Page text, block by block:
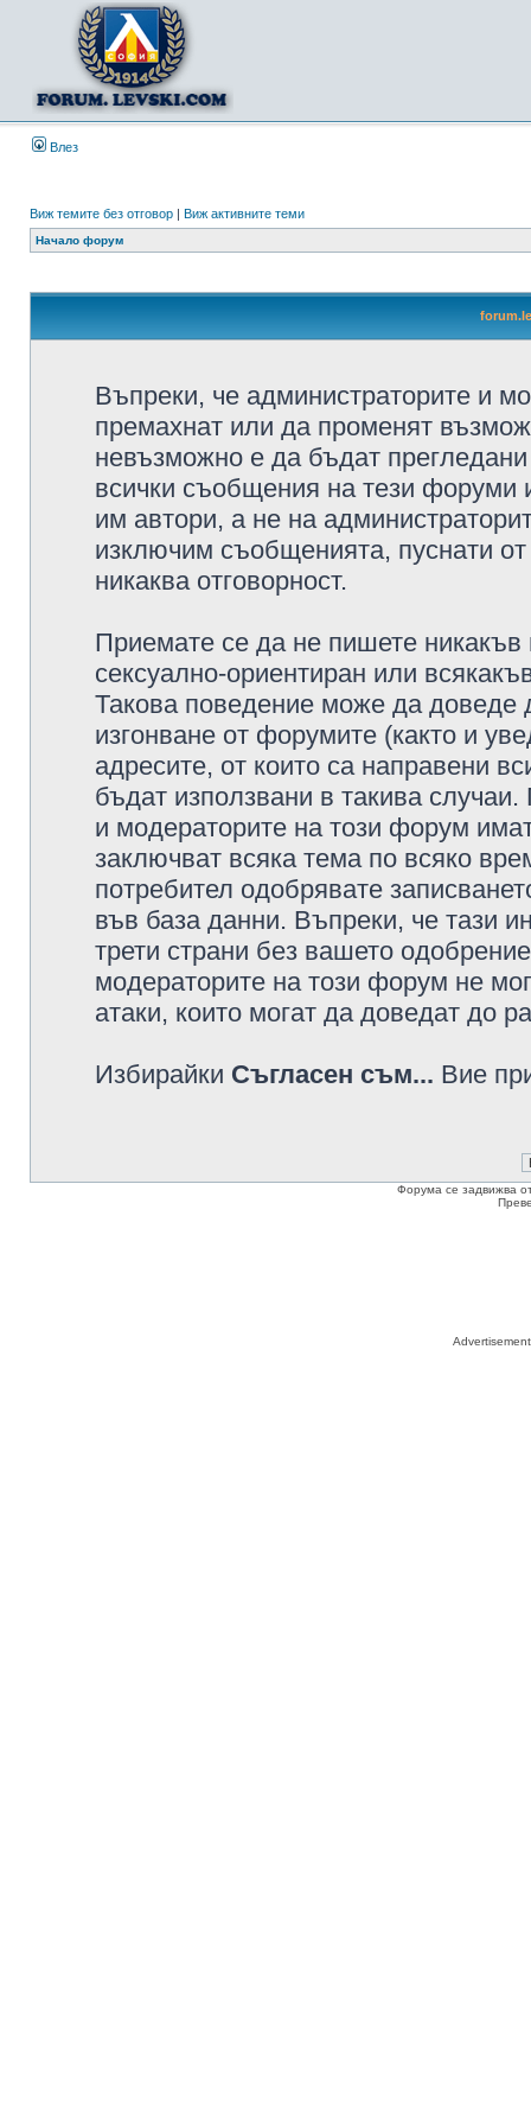
Влез
Виж темите без отговор | Виж активните теми
Начало форум
Въпреки, че администраторите и
премахнат или да променят
невъзможно е да бъдат
всички съобщения на тези форуми
им автори, а не на
изключим съобщенията, пуснати
никаква отговорност.
Приемате се да не пишете никакъв
сексуално-ориентиран или
Такова поведение може да доведе
изгонване от форумите (както и
адресите, от които са направени
бъдат използвани в такива
и модераторите на този форум
заключват всяка тема по всяко
потребител одобрявате
във база данни. Въпреки, че тази
трети страни без вашето
модераторите на този форум не
атаки, които могат да доведат до
Избирайки Съгласен съм... Вие
Форума се задвижва